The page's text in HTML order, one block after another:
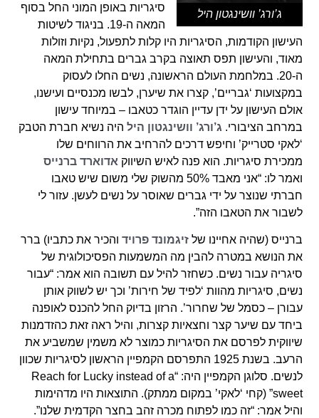
ג’ורג’ וושינגטון היל
סיגריות באופן המוני החל בסוף
המאה ה-19. בניגוד לשיטות
העישון הקודמות, הסיגריות היו קלות לתפעול, נקיות וזולות
מאוד, והעישון תפס תאוצה בקרב גברים בתחילת המאה
ה-20. במלחמת העולם הראשונה, נשים החלו לעסוק
במקצועות ‘גבריים’, קצרו את שיערן, לבשו מכנסיים ועישנו,
אולם העישון על ידן עדיין הוגדר כטאבו – במיוחד עישון
במרחב הציבורי. ג’ורג’ וושינגטון היל היה נשיא חברת הטבק
‘לאקי סטרייק’ וחיפש דרכים להרחיב את הרווחים שלו
ממכירת סיגריות. הוא פנה לאיש השיווק אדוארד ברנייס
ואמר לו: “אני מאבד 50% מהשוק שלי משום שיש טאבו
חברתי שנוצר על ידי גברים שאוסר על נשים לעשן. עזור לי
לשבור את הטאבו הזה”.
ברנייס (שהיה אחיינו שלזיגמונד פרויד והכיר את כתביו) ברר
את הנושא במטרה להבין מה המשמעות הפסיכולוגית של
סיגריה עבור נשים. כשחזר להיל עם תשובה הוא אמר: “עבור
נשים, סיגריות מהוות ‘לפיד של חירות’ וכך יש לשווק אותן
עבורן – כסמל של שחרור’. הרזון בדיוק החל להכנס לאופנה
ביחד עם שיער קצר וחצאיות קצרות, והיל ראה זאת כהזדמנות
שיווקית לפרסם את הסיגריות כמוצר לא משמין שמשביע את
הרעב. בשנת 1925 התפרסם הקמפיין הראשון לסיגריות שכוון
לנשים. סלוגן הקמפיין היה: “Reach for Lucky instead of a
sweet” (קחי ‘לאקי’ במקום ממתק). התוצאות היו מדהימות
והיל אמר: “זה כמו לפתוח מכרה זהב בחצר הקדמית שלנו”.